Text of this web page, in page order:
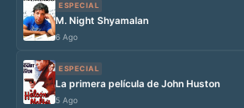
ESPECIAL
M. Night Shyamalan
6 Ago
ESPECIAL
La primera película de John Huston
5 Ago